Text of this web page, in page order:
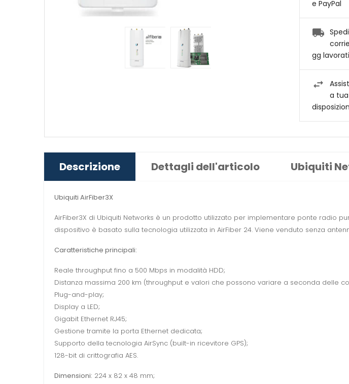
e PayPal
gg
a
Descrizione Dettagli dell'articolo Ubiquiti
Ubiquiti AirFiber3X
AirFiber3X di Ubiquiti Networks è un prodotto utilizzato per implementare ponte radio
dispositivo è basato sulla tecnologia utilizzata in AirFiber 24. Viene venduto senza
Caratteristiche principali:
Reale throughput fino a 500 Mbps in modalità HDD;
Distanza massima 200 km (throughput e valori che possono variare a seconda delle
Plug-and-play;
Display a LED;
Gigabit Ethernet RJ45;
Gestione tramite la porta Ethernet dedicata;
Supporto della tecnologia AirSync (built-in ricevitore GPS);
128-bit di crittografia AES.
Dimensioni: 224 x 82 x 48 mm;